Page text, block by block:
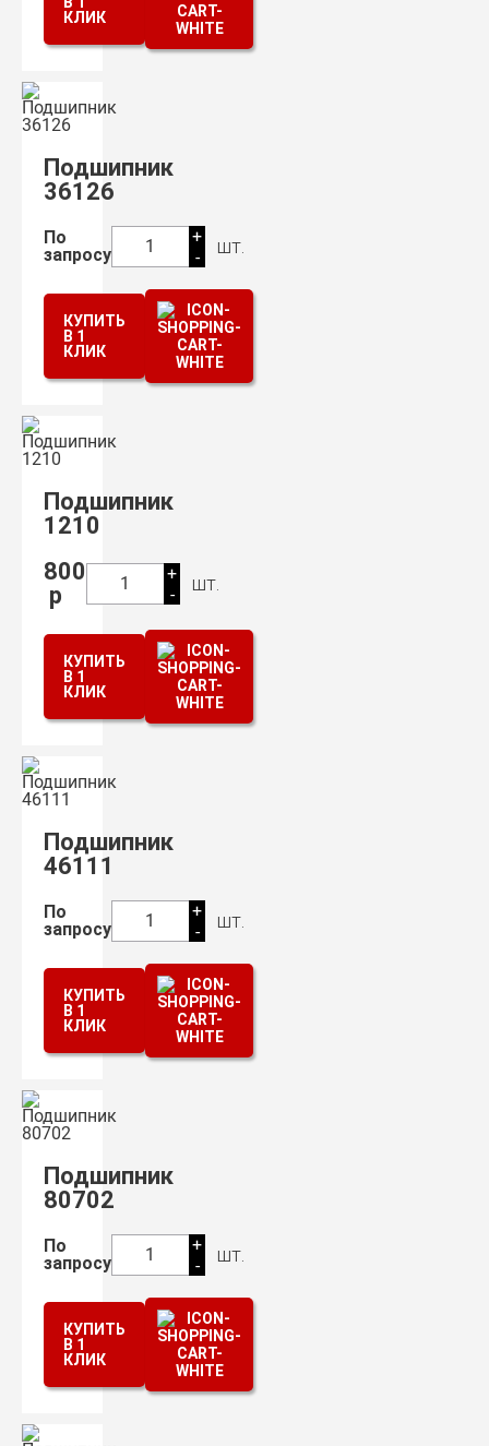
КЛИК
Подшипник
36126
По
запросу
1
+
-
шт.
КУПИТЬ
В 1
КЛИК
Подшипник
1210
800
р
1
+
-
шт.
КУПИТЬ
В 1
КЛИК
Подшипник
46111
По
запросу
1
+
-
шт.
КУПИТЬ
В 1
КЛИК
Подшипник
80702
По
запросу
1
+
-
шт.
КУПИТЬ
В 1
КЛИК